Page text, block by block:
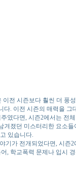
전 시즌보다 훨씬 더
. 이전 시즌의 매력을
다면, 시즌2에서는
졌던 미스터리한 요소
있습니다.
가 전개되었다면, 시
학교폭력 문제나 입시